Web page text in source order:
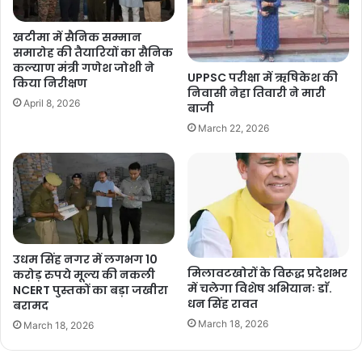
खटीमा में सैनिक सम्मान
समारोह की तैयारियों का सैनिक
कल्याण मंत्री गणेश जोशी ने
किया निरीक्षण
April 8, 2026
UPPSC परीक्षा में ऋषिकेश की
निवासी नेहा तिवारी ने मारी
बाजी
March 22, 2026
उधम सिंह नगर में लगभग 10
करोड़ रुपये मूल्य की नकली
NCERT पुस्तकों का बड़ा जखीरा
बरामद
March 18, 2026
मिलावटखोरों के विरूद्ध प्रदेशभर
में चलेगा विशेष अभियानः डाॅ.
धन सिंह रावत
March 18, 2026